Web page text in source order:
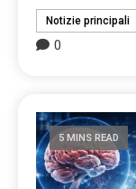
Notizie principali
0
5 MINS READ